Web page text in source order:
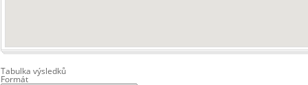
Tabulka výsledků
Formát